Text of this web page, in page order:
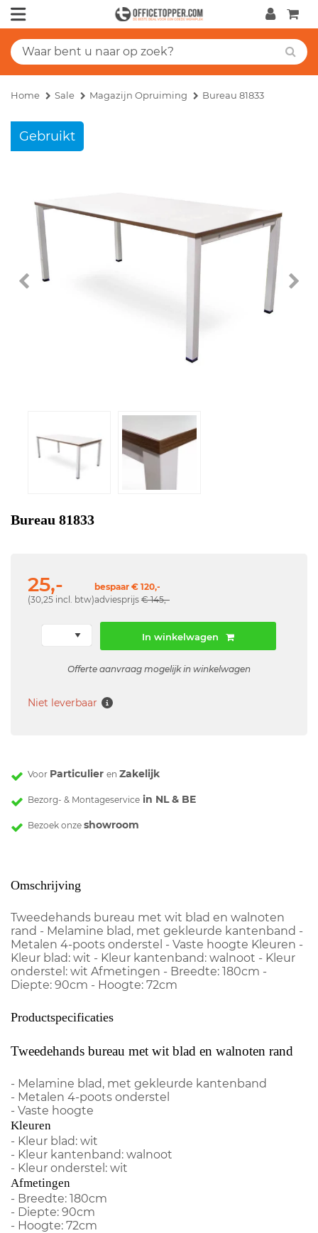
Home Sale Magazijn Opruiming Bureau 81833
Gebruikt
Bureau 81833
25,-
(30,25 incl. btw)
bespaar € 120,-
adviesprijs € 145,-
In winkelwagen
Offerte aanvraag mogelijk in winkelwagen
Niet leverbaar
Voor Particulier en Zakelijk
Bezorg- & Montageservice in NL & BE
Bezoek onze showroom
Omschrijving
Tweedehands bureau met wit blad en walnoten
rand - Melamine blad, met gekleurde kantenband -
Metalen 4-poots onderstel - Vaste hoogte Kleuren -
Kleur blad: wit - Kleur kantenband: walnoot - Kleur
onderstel: wit Afmetingen - Breedte: 180cm -
Diepte: 90cm - Hoogte: 72cm
Productspecificaties
Tweedehands bureau met wit blad en walnoten rand
- Melamine blad, met gekleurde kantenband
- Metalen 4-poots onderstel
- Vaste hoogte
Kleuren
- Kleur blad: wit
- Kleur kantenband: walnoot
- Kleur onderstel: wit
Afmetingen
- Breedte: 180cm
- Diepte: 90cm
- Hoogte: 72cm